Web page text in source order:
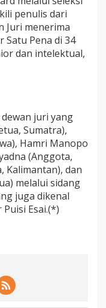
penulis dari
Juri menerima
Pena di 34
dan intelektual,
juri yang
Sumatra),
Hamri Manopo
(Anggota,
Kalimantan), dan
melalui sidang
juga dikenal
Esai.(*)